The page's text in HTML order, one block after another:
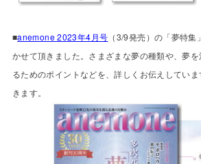
■anemone 2023年4月号 （3/9発売）の「夢特
かせて頂きました。さまざまな夢の種類や、夢
るためのポイントなどを、詳しくお伝えしていま
きます。